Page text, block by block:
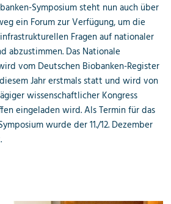
Symposium steht nun auch über
ein Forum zur Verfügung, um die
Fragen auf nationaler
abzustimmen. Das Nationale
vom Deutschen Biobanken-Register
Jahr erstmals statt und wird von
wissenschaftlicher Kongress
eingeladen wird. Als Termin für das
wurde der 11./12. Dezember